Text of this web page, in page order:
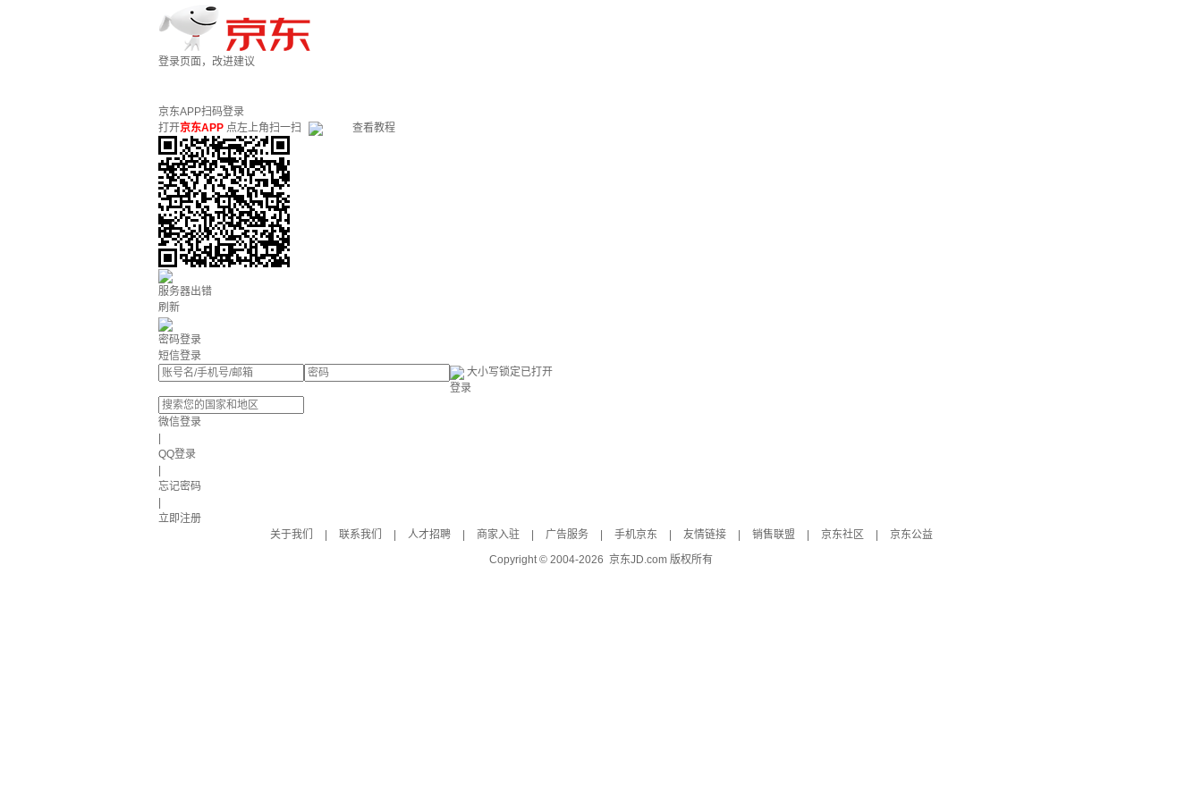
登录页面，改进建议
京东APP扫码登录
打开京东APP 点左上角扫一扫 查看教程
服务器出错
刷新
密码登录
短信登录
大小写锁定已打开
登录
微信登录
QQ登录
忘记密码
立即注册
关于我们
联系我们 人才招聘 商家入驻 广告服务 手机京东 友情链接 销售联盟 京东社区
京东公益
Copyright © 2004-2026 京东JD.com 版权所有